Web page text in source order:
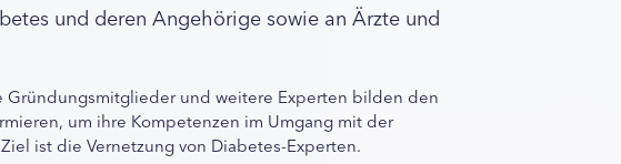
und deren Angehörige sowie an Ärzte und
und weitere Experten bilden den
um ihre Kompetenzen im Umgang mit der
ist die Vernetzung von Diabetes-Experten.